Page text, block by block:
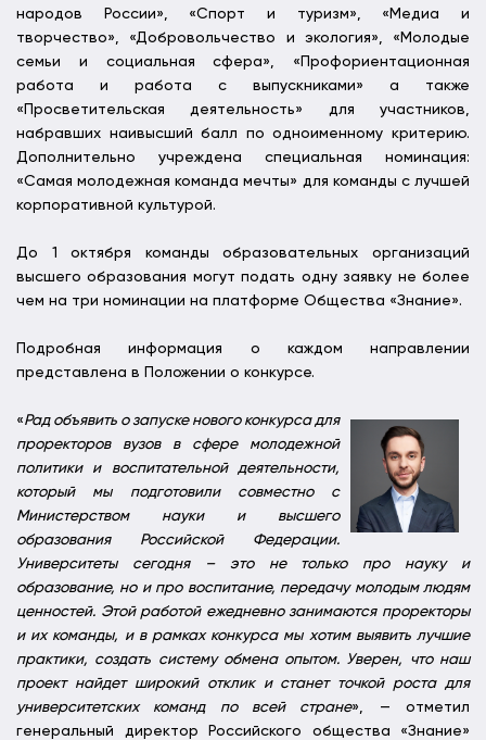
народов России», «Спорт и туризм», «Медиа и
творчество», «Добровольчество и экология», «Молодые
семьи и социальная сфера», «Профориентационная
работа и работа с выпускниками» а также
«Просветительская деятельность» для участников,
набравших наивысший балл по одноименному критерию.
Дополнительно учреждена специальная номинация:
«Самая молодежная команда мечты» для команды с лучшей
корпоративной культурой.
До 1 октября команды образовательных организаций
высшего образования могут подать одну заявку не более
чем на три номинации на платформе Общества «Знание».
Подробная информация о каждом направлении
представлена в Положении о конкурсе.
«Рад объявить о запуске нового конкурса для
проректоров вузов в сфере молодежной
политики и воспитательной деятельности,
который мы подготовили совместно с
Министерством науки и высшего
образования Российской Федерации.
Университеты сегодня – это не только про науку и
образование, но и про воспитание, передачу молодым людям
ценностей. Этой работой ежедневно занимаются проректоры
и их команды, и в рамках конкурса мы хотим выявить лучшие
практики, создать систему обмена опытом. Уверен, что наш
проект найдет широкий отклик и станет точкой роста для
университетских команд по всей стране», — отметил
генеральный директор Российского общества «Знание»